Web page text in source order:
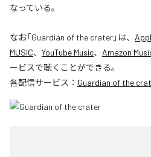
なっている。
なお「Guardian of the crater」は、
MUSIC、 YouTube Music、 Amazon
ービスで聴くことができる。
各配信サービス： Guardian of the